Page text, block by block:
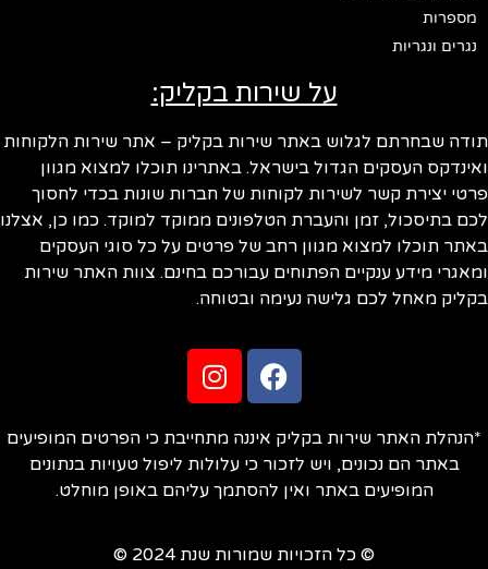
מספרות
נגרים ונגריות
על שירות בקליק:
תודה שבחרתם לגלוש באתר שירות בקליק – אתר שירות הלקוחות
ואינדקס העסקים הגדול בישראל. באתרינו תוכלו למצוא מגוון
פרטי יצירת קשר לשירות לקוחות של חברות שונות בכדי לחסוך
לכם בתיסכול, זמן והעברת הטלפונים ממוקד למוקד. כמו כן, אצלנו
באתר תוכלו למצוא מגוון רחב של פרטים על כל סוגי העסקים
ומאגרי מידע ענקיים הפתוחים עבורכם בחינם. צוות האתר שירות
בקליק מאחל לכם גלישה נעימה ובטוחה.
*הנהלת האתר שירות בקליק איננה מתחייבת כי הפרטים המופיעים
באתר הם נכונים, ויש לזכור כי עלולות ליפול טעויות בנתונים
המופיעים באתר ואין להסתמך עליהם באופן מוחלט.
© כל הזכויות שמורות שנת 2024 ©